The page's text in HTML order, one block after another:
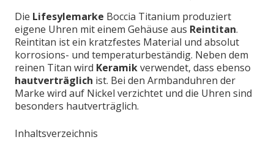
Die Lifesylemarke Boccia Titanium produziert
eigene Uhren mit einem Gehäuse aus Reintitan.
Reintitan ist ein kratzfestes Material und absolut
korrosions- und temperaturbeständig. Neben dem
reinen Titan wird Keramikverwendet, dass ebenso
hautverträglich ist. Bei den Armbanduhren der
Marke wird auf Nickel verzichtet und die Uhren sind
besonders hautverträglich.
Inhaltsverzeichnis